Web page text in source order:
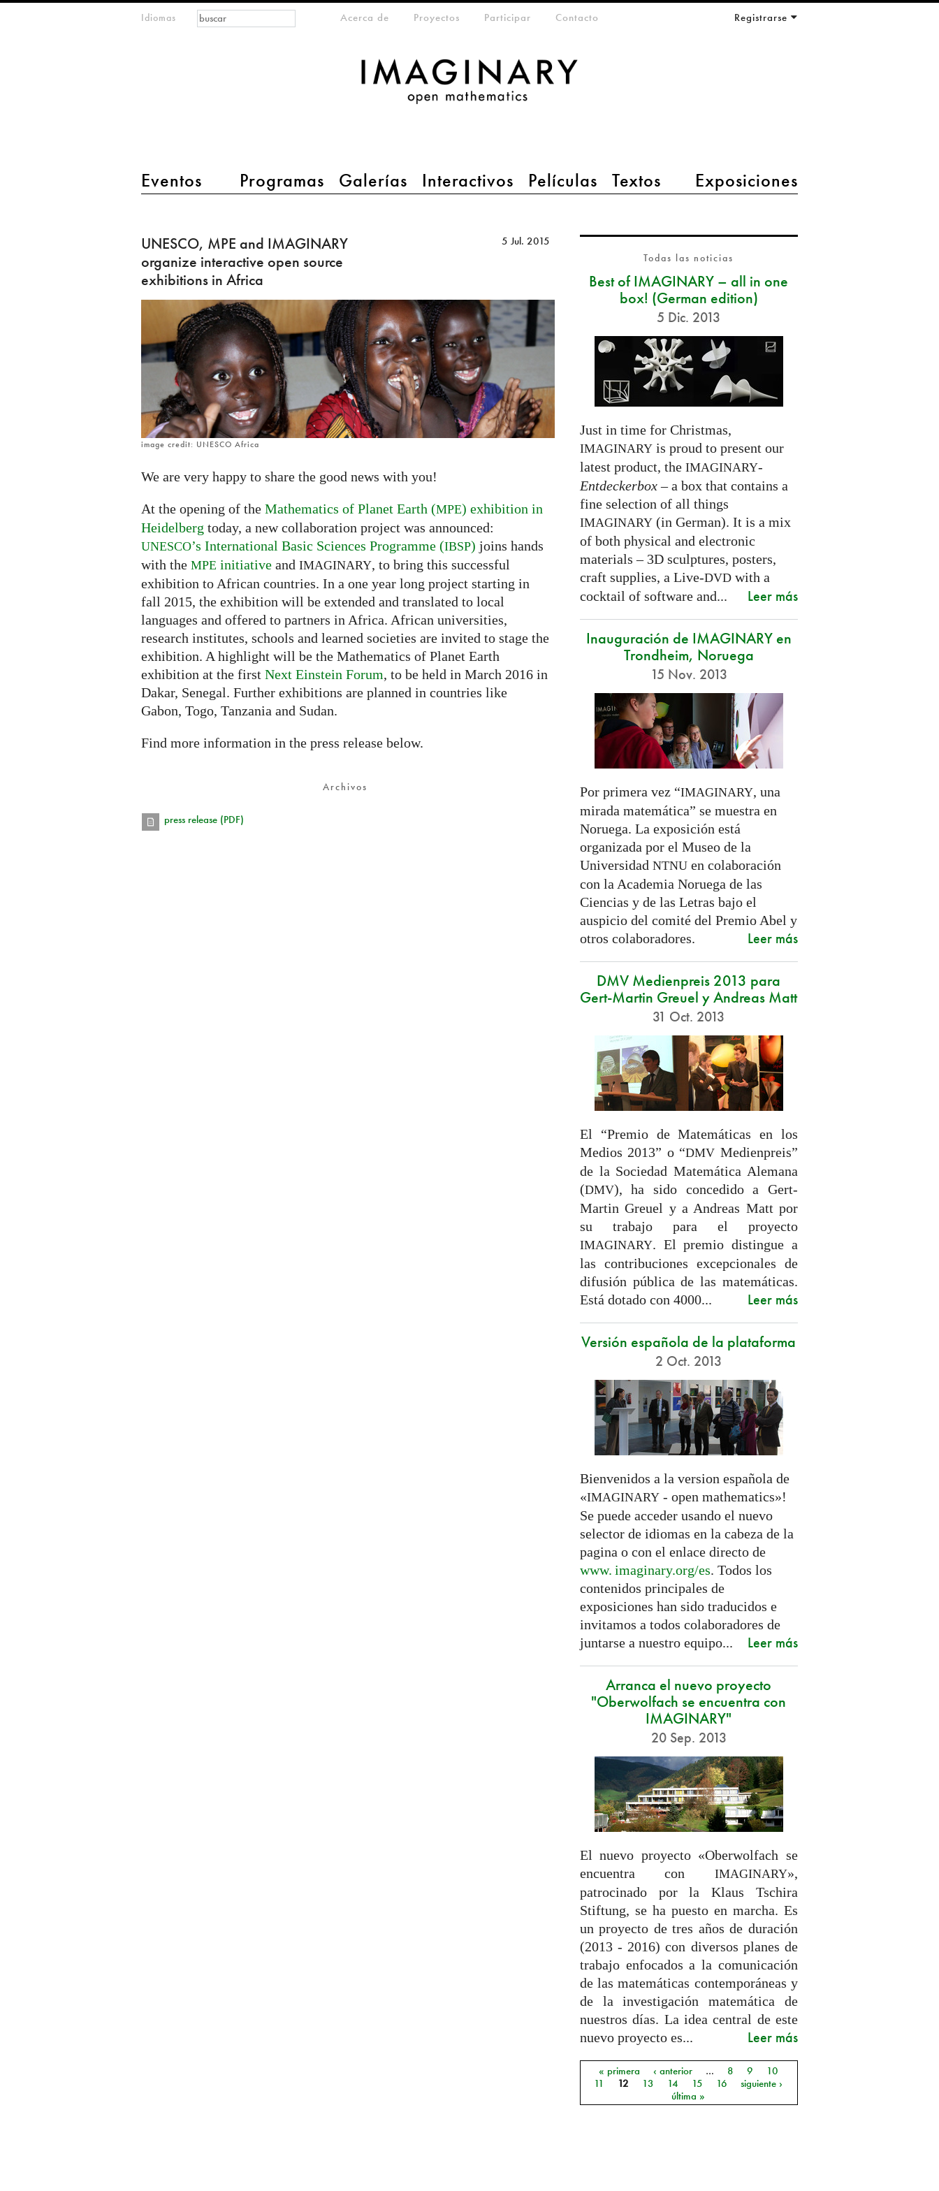
Idiomas
main menu 2
Eventos Programas Galerías Interactivos Películas Textos Exposiciones
meta-menuAcerca de Proyectos Participar Contacto Registrarse
Formulario de
búsqueda
Buscar
MPE
and
IMAGINARY
organize
interactive
open
source
exhibitions
Africa
UNESCO, MPE and IMAGINARY
organize interactive open source
exhibitions in Africa
5 Jul. 2015
image credit: UNESCO Africa
We are very happy to share the good news with you!
At the opening of the Mathematics of Planet Earth (MPE) exhibition in
Heidelberg today, a new collaboration project was announced:
UNESCO’s International Basic Sciences Programme (IBSP) joins hands
with the MPE initiative and IMAGINARY, to bring this successful
exhibition to African countries. In a one year long project starting in
fall 2015, the exhibition will be extended and translated to local
languages and offered to partners in Africa. African universities,
research institutes, schools and learned societies are invited to stage the
exhibition. A highlight will be the Mathematics of Planet Earth
exhibition at the first Next Einstein Forum, to be held in March 2016 in
Dakar, Senegal. Further exhibitions are planned in countries like
Gabon, Togo, Tanzania and Sudan.
Find more information in the press release below.
Archivos
press release (PDF)
Todas las noticias
Best of IMAGINARY – all in one
box! (German edition)
5 Dic. 2013
Just in time for Christmas,
IMAGINARYis proud to present our
latest product, the IMAGINARY-
Entdeckerbox– a box that contains a
fine selection of all things
IMAGINARY(in German). It is a mix
of both physical and electronic
materials – 3D sculptures, posters,
craft supplies, a Live-DVDwith a
cocktail of software and...
Leer más
Inauguración de IMAGINARY en
Trondheim, Noruega
15 Nov. 2013
Por primera vez “IMAGINARY, una
mirada matemática” se muestra en
Noruega. La exposición está
organizada por el Museo de la
Universidad NTNUen colaboración
con la Academia Noruega de las
Ciencias y de las Letras bajo el
auspicio del comité del Premio Abel y
otros colaboradores.
Leer más
DMV Medienpreis 2013 para
Gert-Martin Greuel y Andreas Matt
31 Oct. 2013
El “Premio de Matemáticas en los
Medios 2013” o “DMV Medienpreis”
de la Sociedad Matemática Alemana
(DMV), ha sido concedido a Gert-
Martin Greuel y a Andreas Matt por
su trabajo para el proyecto
IMAGINARY. El premio distingue a
las contribuciones excepcionales de
difusión pública de las matemáticas.
Está dotado con 4000...
Leer más
Versión española de la plataforma
2 Oct. 2013
Bienvenidos a la version española de
«IMAGINARY- open mathematics»!
Se puede acceder usando el nuevo
selector de idiomas en la cabeza de la
pagina o con el enlace directo de
www. imaginary.org/es. Todos los
contenidos principales de
exposiciones han sido traducidos e
invitamos a todos colaboradores de
juntarse a nuestro equipo...
Leer más
Arranca el nuevo proyecto
"Oberwolfach se encuentra con
IMAGINARY"
20 Sep. 2013
El nuevo proyecto «Oberwolfach se
encuentra con IMAGINARY»,
patrocinado por la Klaus Tschira
Stiftung, se ha puesto en marcha. Es
un proyecto de tres años de duración
(2013 - 2016) con diversos planes de
trabajo enfocados a la comunicación
de las matemáticas contemporáneas y
de la investigación matemática de
nuestros días. La idea central de este
nuevo proyecto es...
Leer más
Páginas
« primera ‹ anterior … 8 9
10
11
12 13 14 15 16
siguiente ›
última »